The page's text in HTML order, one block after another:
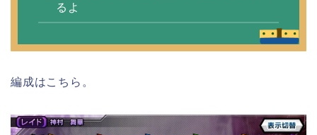
るよ
編成はこちら。